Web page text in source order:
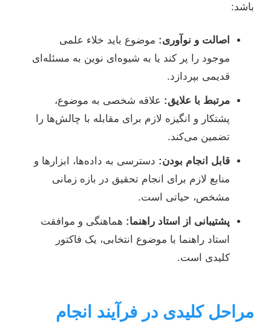
باشد:
اصالت و نوآوری: موضوع باید خلاء علمی
موجود را پر کند یا به شیوه‌ای نوین به مسئله‌ای
قدیمی بپردازد.
مرتبط با علایق: علاقه شخصی به موضوع،
پشتکار و انگیزه لازم برای مقابله با چالش‌ها را
تضمین می‌کند.
قابل انجام بودن: دسترسی به داده‌ها، ابزارها و
منابع لازم برای انجام تحقیق در بازه زمانی
مشخص، حیاتی است.
پشتیبانی از استاد راهنما: هماهنگی و موافقت
استاد راهنما با موضوع انتخابی، یک فاکتور
کلیدی است.
مراحل کلیدی در فرآیند انجام